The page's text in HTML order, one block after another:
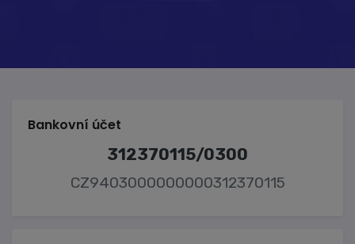
Bankovní účet
312370115/0300
CZ9403000000000312370115